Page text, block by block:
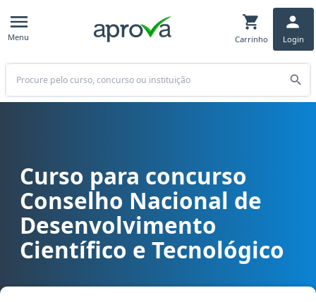
Menu Carrinho Login
Buscar
Curso para concurso CNPQ - Conselho Nacional de
Curso para concurso
Conselho Nacional de
Desenvolvimento
Científico e Tecnológico